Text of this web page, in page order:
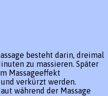
besteht darin, dreimal
zu massieren. Später
Massageeffekt
verkürzt werden.
während der Massage